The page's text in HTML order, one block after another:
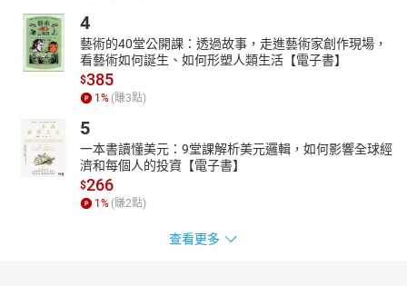
4
藝術的40堂公開課：透過故事，走進藝術家創作現場，
看藝術如何誕生、如何形塑人類生活【電子書】
$385
1% (賺3點)
5
一本書讀懂美元：9堂課解析美元邏輯，如何影響全球經
濟和每個人的投資【電子書】
$266
1% (賺2點)
查看更多